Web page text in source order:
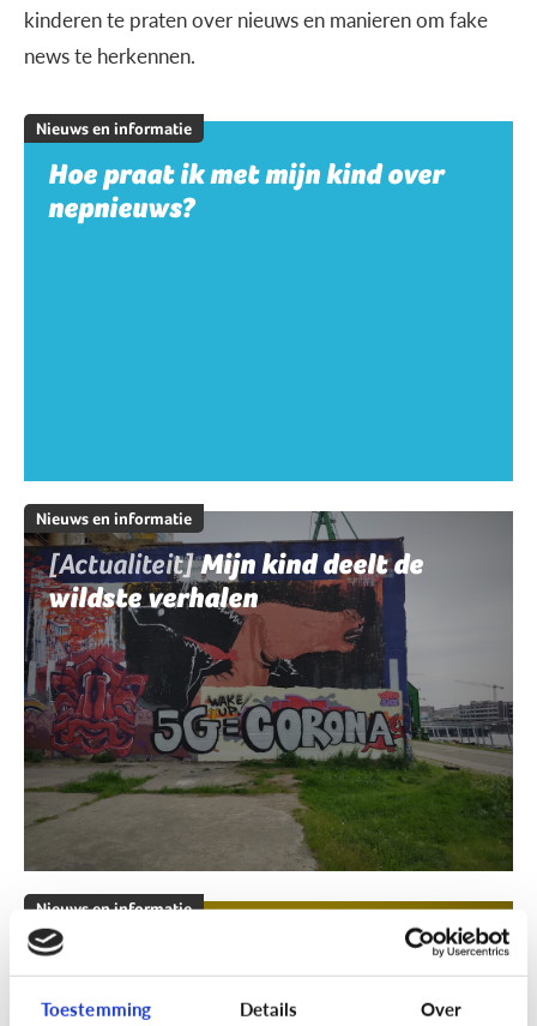
Toestemming Details Over
kinderen te praten over nieuws en manieren om fake
news te herkennen.
Nieuws en informatie
Hoe praat ik met mijn kind over
nepnieuws?
Nieuws en informatie
[Actualiteit]Mijn kind deelt de
wildste verhalen
Nieuws en informatie
[Klik & Print]